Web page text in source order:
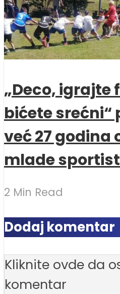
„Deco, igrajte
bićete srećni“
već 27 godina
mlade
2 Min Read
Dodaj komentar
Kliknite ovde da
komentar